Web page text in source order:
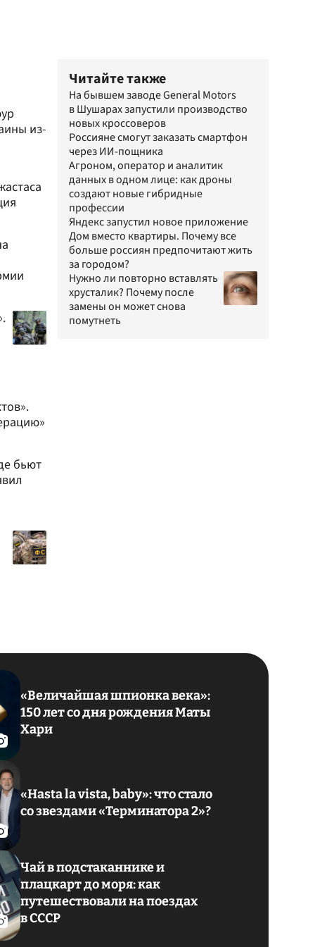
из-
бьют
Читайте также
На бывшем заводе General Motors
в Шушарах запустили производство
новых кроссоверов
Россияне cмогут заказать смартфон
через ИИ-пощника
Агроном, оператор и аналитик
данных в одном лице: как дроны
создают новые гибридные
профессии
Яндекс запустил новое приложение
Дом вместо квартиры. Почему все
больше россиян предпочитают жить
за городом?
Нужно ли повторно вставлять
хрусталик? Почему после
замены он может снова
помутнеть
«Величайшая шпионка века»:
150 лет со дня рождения Маты
Хари
«Hasta la vista, baby»: что стало
со звездами «Терминатора 2»?
Чай в подстаканнике и
плацкарт до моря: как
путешествовали на поездах
в СССР